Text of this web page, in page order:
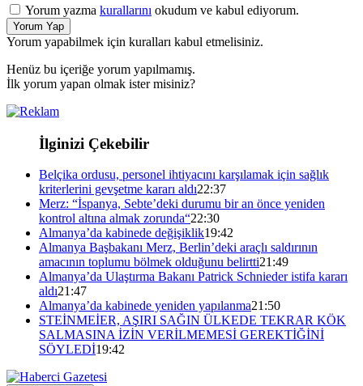
Yorum yazma kurallarını okudum ve kabul ediyorum.
Yorum Yap
Yorum yapabilmek için kuralları kabul etmelisiniz.
Henüz bu içeriğe yorum yapılmamış.
İlk yorum yapan olmak ister misiniz?
İlginizi Çekebilir
Belçika ordusu, personel ihtiyacını karşılamak için sağlık
kriterlerini gevşetme kararı aldı22:37
Merz: “İspanya, Sebte’deki durumu bir an önce yeniden
kontrol altına almak zorunda“22:30
Almanya’da kabinede değişiklik19:42
Almanya Başbakanı Merz, Berlin’deki araçlı saldırının
amacının toplumu bölmek olduğunu belirtti21:49
Almanya’da Ulaştırma Bakanı Patrick Schnieder istifa kararı
aldı21:47
Almanya’da kabinede yeniden yapılanma21:50
STEİNMEİER, AŞIRI SAĞIN ÜLKEDE TEKRAR KÖK
SALMASINA İZİN VERİLMEMESİ GEREKTİĞİNİ
SÖYLEDİ19:42